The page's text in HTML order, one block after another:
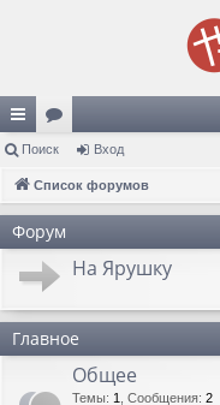
с
ы
лк
ор
ум
Поиск Вход
Список форумов
Форум
На Ярушку
Главное
Общее
Темы: 1 Сообщения: 2